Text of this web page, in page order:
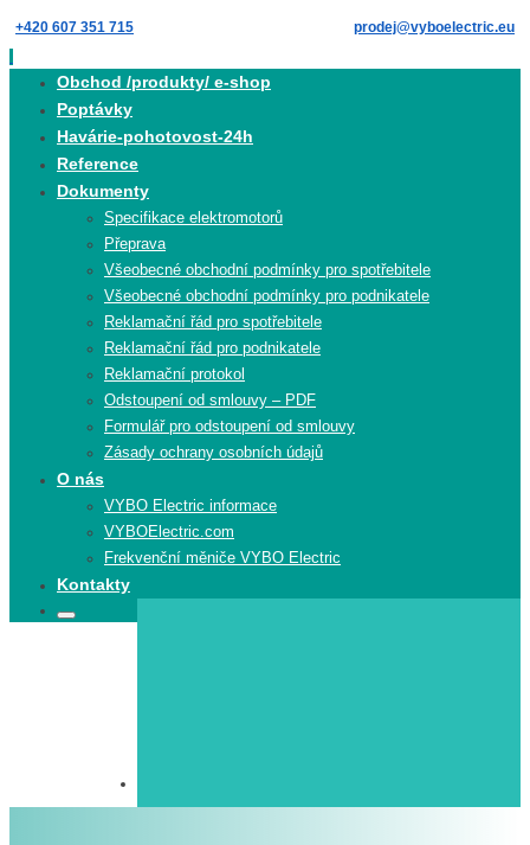
Skip
to
content
+420 607 351 715 prodej@vyboelectric.eu
Obchod /produkty/ e-shop
Poptávky
Havárie-pohotovost-24h
Reference
Dokumenty
Specifikace elektromotorů
Přeprava
Všeobecné obchodní podmínky pro spotřebitele
Všeobecné obchodní podmínky pro podnikatele
Reklamační řád pro spotřebitele
Reklamační řád pro podnikatele
Reklamační protokol
Odstoupení od smlouvy – PDF
Formulář pro odstoupení od smlouvy
Zásady ochrany osobních údajů
O nás
VYBO Electric informace
VYBOElectric.com
Frekvenční měniče VYBO Electric
Kontakty
Search
Search